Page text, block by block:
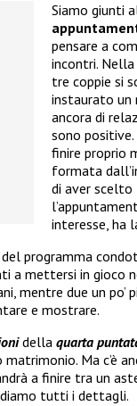
Siamo giunti
pensare a
incontri. Nella
tre coppie si
instaurato un
ancora di
sono positive.
finire proprio
formata
di aver scelto
interesse, ha
del programma
a mettersi in gioco
mentre due un
e mostrare.
della quarta
Ma c’è
a finire tra un
tutti i dettagli.